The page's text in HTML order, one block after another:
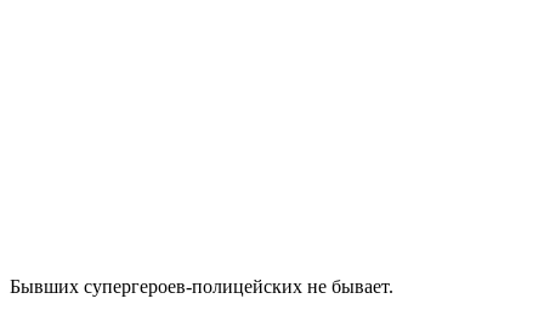
Бывших супергероев-полицейских не бывает.